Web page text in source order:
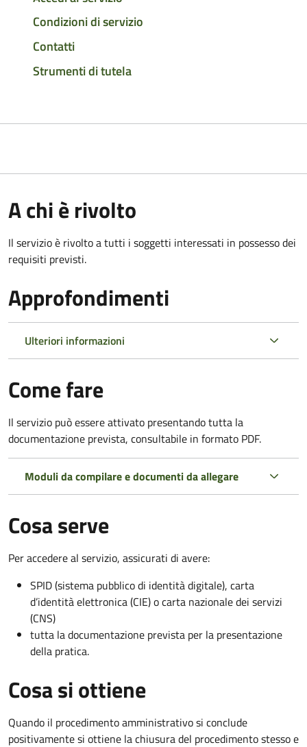
Condizioni di servizio
Contatti
Strumenti di tutela
A chi è rivolto
Il servizio è rivolto a tutti i soggetti interessati in possesso dei
requisiti previsti.
Approfondimenti
Ulteriori informazioni
Come fare
Il servizio può essere attivato presentando tutta la
documentazione prevista, consultabile in formato PDF.
Moduli da compilare e documenti da allegare
Cosa serve
Per accedere al servizio, assicurati di avere:
SPID (sistema pubblico di identità digitale), carta
d’identità elettronica (CIE) o carta nazionale dei servizi
(CNS)
tutta la documentazione prevista per la presentazione
della pratica.
Cosa si ottiene
Quando il procedimento amministrativo si conclude
positivamente si ottiene la chiusura del procedimento stesso e